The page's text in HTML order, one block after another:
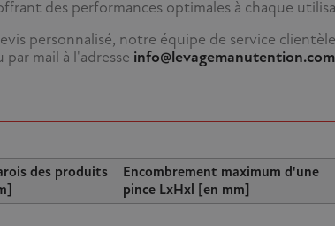
des performances optimales à chaque
personnalisé, notre équipe de service
par mail à l'adresse info@levagemanutention.com
des produits
Encombrement maximum d'une
pince LxHxl [en mm]